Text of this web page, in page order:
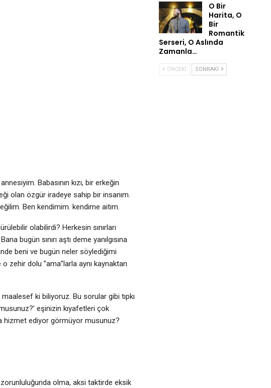
Babasının kızı, bir erkeğin
olan özgür iradeye sahip bir insanım.
Ben kendimim. kendime aitim.
olabilirdi? Herkesin sınırları
bugün sınırı aştı deme yanılgısına
beni ve bugün neler söylediğimi
zehir dolu ”ama”larla aynı kaynaktan
ki biliyoruz. Bu sorular gibi tıpkı
eşinizin kıyafetleri çok
hizmet ediyor görmüyor musunuz?
olma, aksi taktirde eksik
O Bir
Harita, O
Bir
Romantik
Serseri, O Aslında
Zamanla…
ÖNCEKI SONRAKI